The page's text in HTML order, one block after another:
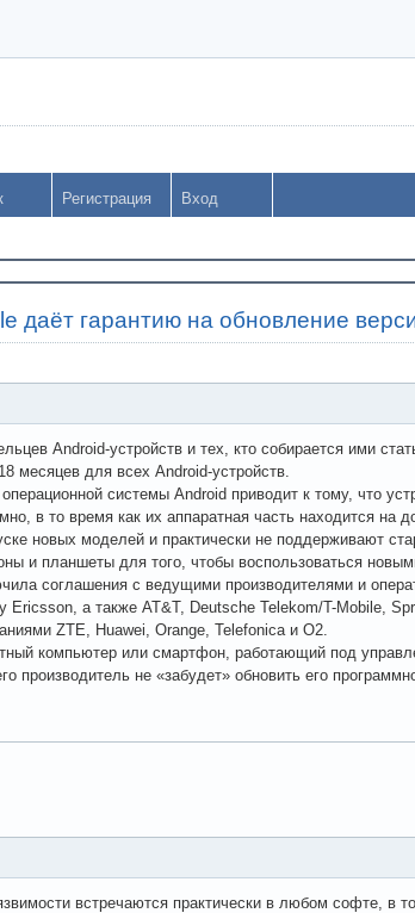
Регистрация Вход
даёт гарантию на обновление
Android-устройств и тех, кто собирается ими
месяцев для всех Android-устройств.
системы Android приводит к тому, что
в то время как их аппаратная часть находится на
новых моделей и практически не поддерживают
и планшеты для того, чтобы воспользоваться
соглашения с ведущими производителями и
Ericsson, а также AT&T, Deutsche Telekom/T-Mobile,
ZTE, Huawei, Orange, Telefonica и O2.
компьютер или смартфон, работающий под
производитель не «забудет» обновить его
встречаются практически в любом софте, в